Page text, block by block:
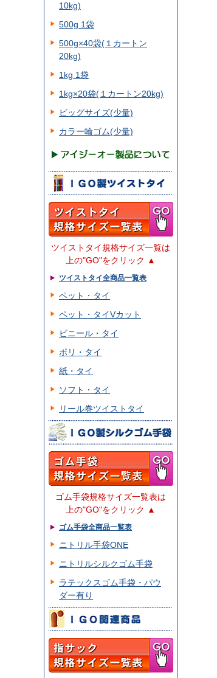
10kg)
500g 1袋
500g×40袋(１カートン
20kg)
1kg 1袋
1kg×20袋(１カートン20kg)
ビッグサイズ(少量)
カラー輪ゴム(少量)
ツイストタイ規格サイズ一覧は
上の"GO"をクリック ▲
ツイストタイ全商品一覧表
ペット・タイ
ペット・タイVカット
ビニール・タイ
ポリ・タイ
紙・タイ
ソフト・タイ
リール巻ツイストタイ
ゴム手袋規格サイズ一覧表は
上の"GO"をクリック ▲
ゴム手袋全商品一覧表
ニトリル手袋ONE
ニトリルシルクゴム手袋
ラテックスゴム手袋・パウ
ダー有り